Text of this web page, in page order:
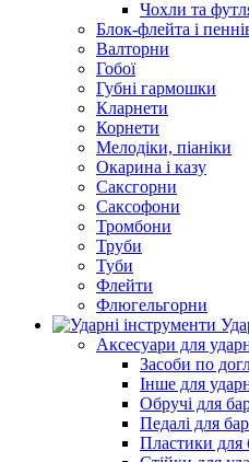
Чохли та
Блок-флейта і
Валторни
Гобої
Губні гармошки
Кларнети
Корнети
Мелодіки, піаніки
Окарина і казу
Саксгорни
Саксофони
Тромбони
Труби
Туби
Флейти
Флюгельгорни
Аксесуари для
Засоби по
Інше для
Обручі для
Педалі для
Пластики для